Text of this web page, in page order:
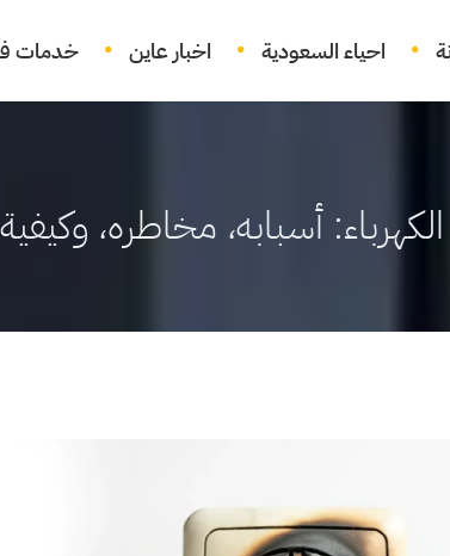
احياء السعودية اخبار عاين خدمات
أسبابه، مخاطره،